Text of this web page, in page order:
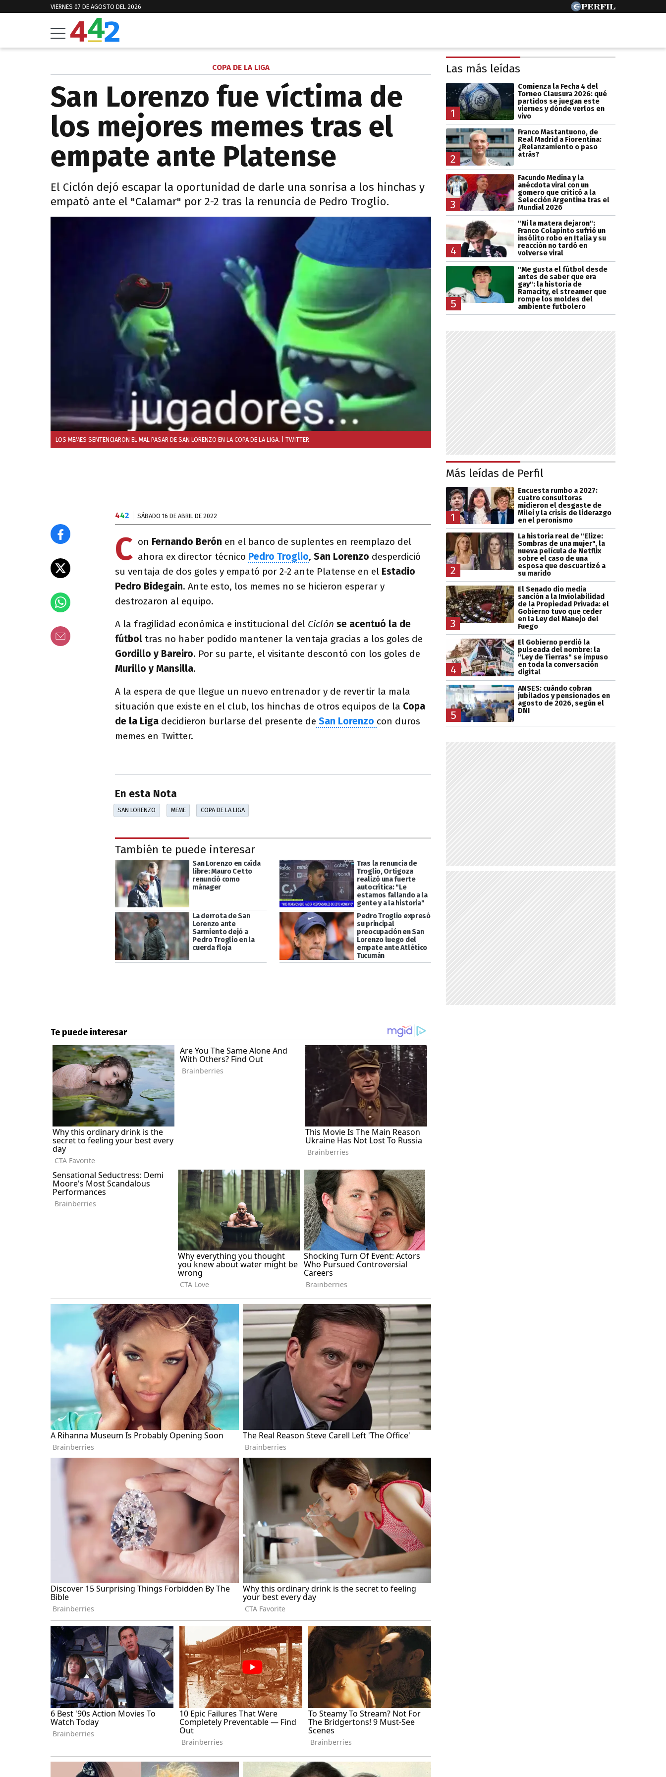
VIERNES 07 DE AGOSTO DEL 2026
COPA DE LA LIGA
San Lorenzo fue víctima de
los mejores memes tras el
empate ante Platense
El Ciclón dejó escapar la oportunidad de darle una sonrisa a los hinchas y
empató ante el "Calamar" por 2-2 tras la renuncia de Pedro Troglio.
LOS MEMES SENTENCIARON EL MAL PASAR DE SAN LORENZO EN LA COPA DE LA LIGA. | TWITTER
442 SÁBADO 16 DE ABRIL DE 2022
C on Fernando Berón en el banco de suplentes en reemplazo del
ahora ex director técnico Pedro Troglio, San Lorenzo desperdició
su ventaja de dos goles y empató por 2-2 ante Platense en el Estadio
Pedro Bidegain. Ante esto, los memes no se hicieron esperar y
destrozaron al equipo.
A la fragilidad económica e institucional del Ciclón se acentuó la de
fútbol tras no haber podido mantener la ventaja gracias a los goles de
Gordillo y Bareiro. Por su parte, el visitante descontó con los goles de
Murillo y Mansilla.
A la espera de que llegue un nuevo entrenador y de revertir la mala
situación que existe en el club, los hinchas de otros equipos de la Copa
de la Liga decidieron burlarse del presente de San Lorenzo con duros
memes en Twitter.
En esta Nota
SAN LORENZO MEME COPA DE LA LIGA
También te puede interesar
San Lorenzo en caída
libre: Mauro Cetto
renunció como
mánager
Tras la renuncia de
Troglio, Ortigoza
realizó una fuerte
autocrítica: "Le
estamos fallando a la
gente y a la historia"
La derrota de San
Lorenzo ante
Sarmiento dejó a
Pedro Troglio en la
cuerda floja
Pedro Troglio expresó
su principal
preocupación en San
Lorenzo luego del
empate ante Atlético
Tucumán
Las más leídas
1
Comienza la Fecha 4 del
Torneo Clausura 2026: qué
partidos se juegan este
viernes y dónde verlos en
vivo
2
Franco Mastantuono, de
Real Madrid a Fiorentina:
¿Relanzamiento o paso
atrás?
3
Facundo Medina y la
anécdota viral con un
gomero que criticó a la
Selección Argentina tras el
Mundial 2026
4
"Ni la matera dejaron":
Franco Colapinto sufrió un
insólito robo en Italia y su
reacción no tardó en
volverse viral
5
"Me gusta el fútbol desde
antes de saber que era
gay": la historia de
Ramacity, el streamer que
rompe los moldes del
ambiente futbolero
Más leídas de Perfil
1
Encuesta rumbo a 2027:
cuatro consultoras
midieron el desgaste de
Milei y la crisis de liderazgo
en el peronismo
2
La historia real de "Elize:
Sombras de una mujer", la
nueva película de Netflix
sobre el caso de una
esposa que descuartizó a
su marido
3
El Senado dio media
sanción a la Inviolabilidad
de la Propiedad Privada: el
Gobierno tuvo que ceder
en la Ley del Manejo del
Fuego
4
El Gobierno perdió la
pulseada del nombre: la
"Ley de Tierras" se impuso
en toda la conversación
digital
5
ANSES: cuándo cobran
jubilados y pensionados en
agosto de 2026, según el
DNI